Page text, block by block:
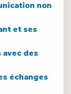
non
et ses
des
échanges